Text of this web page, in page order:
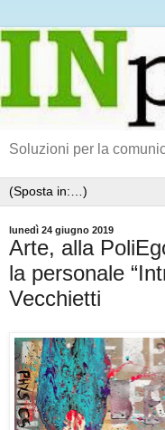
Soluzioni per la
lunedì 24 giugno 2019
Arte, alla
la personale
Vecchietti